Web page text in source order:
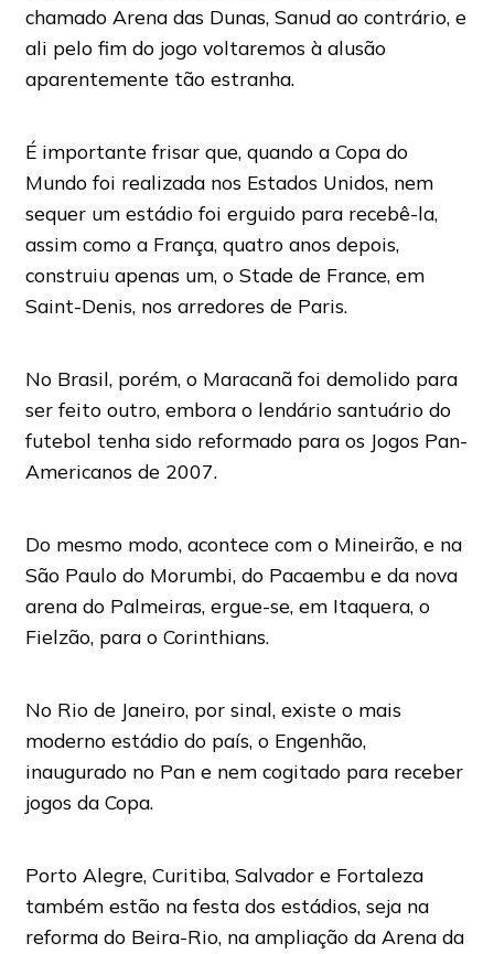
chamado Arena das Dunas, Sanud ao contrário, e
ali pelo fim do jogo voltaremos à alusão
aparentemente tão estranha.
É importante frisar que, quando a Copa do
Mundo foi realizada nos Estados Unidos, nem
sequer um estádio foi erguido para recebê-la,
assim como a França, quatro anos depois,
construiu apenas um, o Stade de France, em
Saint-Denis, nos arredores de Paris.
No Brasil, porém, o Maracanã foi demolido para
ser feito outro, embora o lendário santuário do
futebol tenha sido reformado para os Jogos Pan-
Americanos de 2007.
Do mesmo modo, acontece com o Mineirão, e na
São Paulo do Morumbi, do Pacaembu e da nova
arena do Palmeiras, ergue-se, em Itaquera, o
Fielzão, para o Corinthians.
No Rio de Janeiro, por sinal, existe o mais
moderno estádio do país, o Engenhão,
inaugurado no Pan e nem cogitado para receber
jogos da Copa.
Porto Alegre, Curitiba, Salvador e Fortaleza
também estão na festa dos estádios, seja na
reforma do Beira-Rio, na ampliação da Arena da